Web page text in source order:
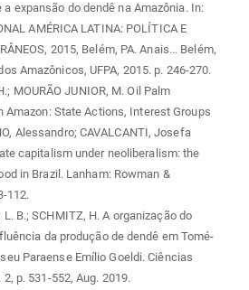
expansão do dendê na Amazônia. In:
AMÉRICA LATINA: POLÍTICA E
2015, Belém, PA. Anais... Belém,
Amazônicos, UFPA, 2015. p. 246-270.
MOURÃO JUNIOR, M. Oil Palm
Amazon: State Actions, Interest Groups
Alessandro; CAVALCANTI, Josefa
capitalism under neoliberalism: the
in Brazil. Lanham: Rowman &
112.
L. B.; SCHMITZ, H. A organização do
da produção de dendê em Tomé-
Paraense Emílio Goeldi. Ciências
p. 531-552, Aug. 2019.